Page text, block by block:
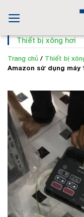
Thiết bị xông hơi
Trang chủ / Thiết bị
Amazon sử dụng máy